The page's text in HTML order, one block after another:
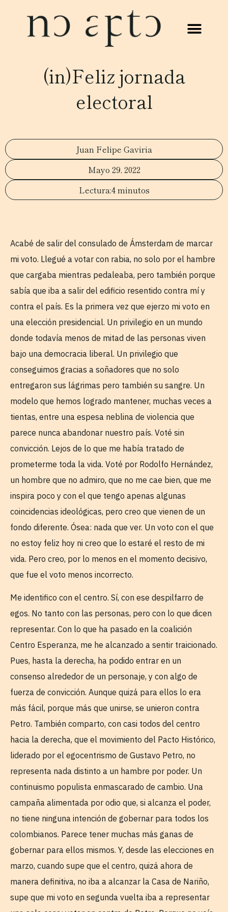
(in)Feliz jornada
electoral
Juan Felipe Gaviria
Mayo 29, 2022
4 minutos
Acabé de salir del consulado de Ámsterdam de marcar
mi voto. Llegué a votar con rabia, no solo por el hambre
que cargaba mientras pedaleaba, pero también porque
sabía que iba a salir del edificio resentido contra mí y
contra el país. Es la primera vez que ejerzo mi voto en
una elección presidencial. Un privilegio en un mundo
donde todavía menos de mitad de las personas viven
bajo una democracia liberal. Un privilegio que
conseguimos gracias a soñadores que no solo
entregaron sus lágrimas pero también su sangre. Un
modelo que hemos logrado mantener, muchas veces a
tientas, entre una espesa neblina de violencia que
parece nunca abandonar nuestro país. Voté sin
convicción. Lejos de lo que me había tratado de
prometerme toda la vida. Voté por Rodolfo Hernández,
un hombre que no admiro, que no me cae bien, que me
inspira poco y con el que tengo apenas algunas
coincidencias ideológicas, pero creo que vienen de un
fondo diferente. Ósea: nada que ver. Un voto con el que
no estoy feliz hoy ni creo que lo estaré el resto de mi
vida. Pero creo, por lo menos en el momento decisivo,
que fue el voto menos incorrecto.
Me identifico con el centro. Sí, con ese despilfarro de
egos. No tanto con las personas, pero con lo que dicen
representar. Con lo que ha pasado en la coalición
Centro Esperanza, me he alcanzado a sentir traicionado.
Pues, hasta la derecha, ha podido entrar en un
consenso alrededor de un personaje, y con algo de
fuerza de convicción. Aunque quizá para ellos lo era
más fácil, porque más que unirse, se unieron contra
Petro. También comparto, con casi todos del centro
hacia la derecha, que el movimiento del Pacto Histórico,
liderado por el egocentrismo de Gustavo Petro, no
representa nada distinto a un hambre por poder. Un
continuismo populista enmascarado de cambio. Una
campaña alimentada por odio que, si alcanza el poder,
no tiene ninguna intención de gobernar para todos los
colombianos. Parece tener muchas más ganas de
gobernar para ellos mismos. Y, desde las elecciones en
marzo, cuando supe que el centro, quizá ahora de
manera definitiva, no iba a alcanzar la Casa de Nariño,
supe que mi voto en segunda vuelta iba a representar